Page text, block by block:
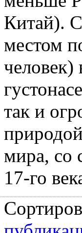
Китай).
местом
так и
мира, со
17-го